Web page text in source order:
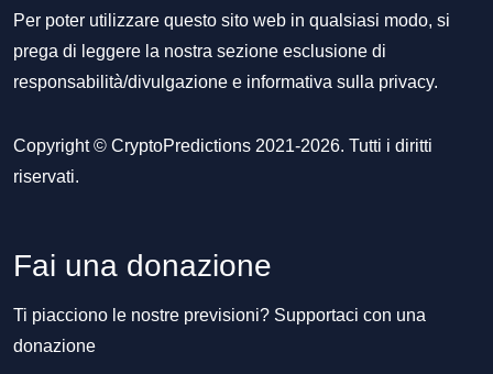
Per poter utilizzare questo sito web in qualsiasi modo, si
prega di leggere la nostra sezione esclusione di
responsabilità/divulgazione e informativa sulla privacy.
Copyright © CryptoPredictions 2021-2026. Tutti i diritti
riservati.
Fai una donazione
Ti piacciono le nostre previsioni? Supportaci con una
donazione